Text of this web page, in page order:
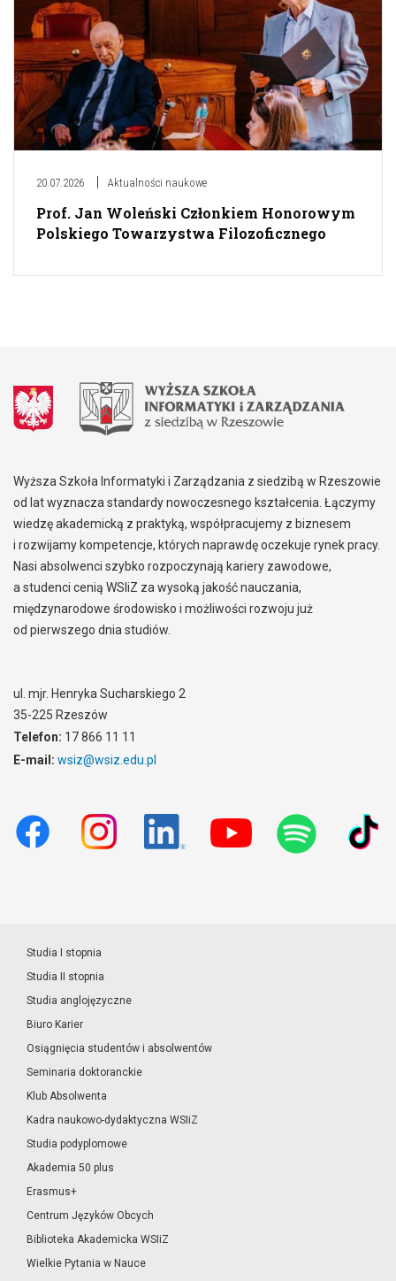
20.07.2026 Aktualności naukowe
Prof. Jan Woleński Członkiem Honorowym
Polskiego Towarzystwa Filozoficznego
Wyższa Szkoła Informatyki i Zarządzania z siedzibą w Rzeszowie
od lat wyznacza standardy nowoczesnego kształcenia. Łączymy
wiedzę akademicką z praktyką, współpracujemy z biznesem
i rozwijamy kompetencje, których naprawdę oczekuje rynek pracy.
Nasi absolwenci szybko rozpoczynają kariery zawodowe,
a studenci cenią WSIiZ za wysoką jakość nauczania,
międzynarodowe środowisko i możliwości rozwoju już
od pierwszego dnia studiów.
ul. mjr. Henryka Sucharskiego 2
35-225 Rzeszów
Telefon: 17 866 11 11
E-mail: wsiz@wsiz.edu.pl
Studia I stopnia
Studia II stopnia
Studia anglojęzyczne
Biuro Karier
Osiągnięcia studentów i absolwentów
Seminaria doktoranckie
Klub Absolwenta
Kadra naukowo-dydaktyczna WSIiZ
Studia podyplomowe
Akademia 50 plus
Erasmus+
Centrum Języków Obcych
Biblioteka Akademicka WSIiZ
Wielkie Pytania w Nauce